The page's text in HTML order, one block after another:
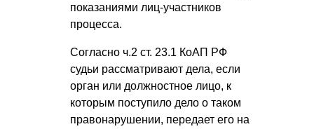
показаниями лиц-участников
процесса.
Согласно ч.2 ст. 23.1 КоАП РФ
судьи рассматривают дела, если
орган или должностное лицо, к
которым поступило дело о таком
правонарушении, передает его на